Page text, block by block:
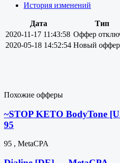
История изменений
Дата Тип
2020-11-17 11:43:58 Оффер
2020-05-18 14:52:54 Новый оффер
Похожие офферы
~STOP KETO BodyTone
95
95 , MetaCPA